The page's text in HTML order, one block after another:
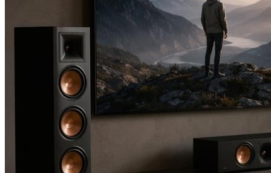
Увлажнитель
РЕМОНТ
Болгарка
Дрель
Перфоратор
Шуруповерт
ЗДОРОВЬЕ
МЕНЮ